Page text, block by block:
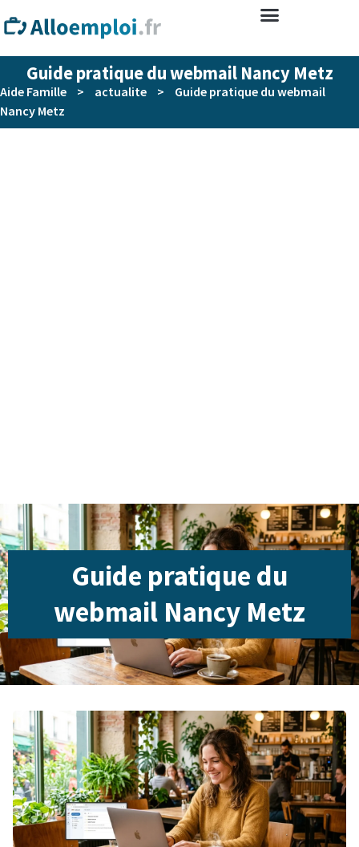
Guide pratique du webmail Nancy Metz
Aide Famille > actualite >
Guide pratique du webmail
Nancy Metz
Guide pratique du
webmail Nancy Metz